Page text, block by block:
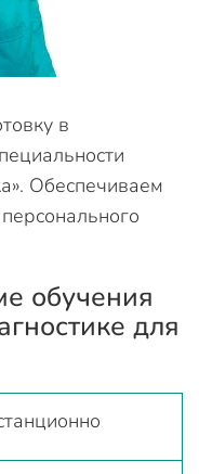
в
Обеспечиваем
обучения
для